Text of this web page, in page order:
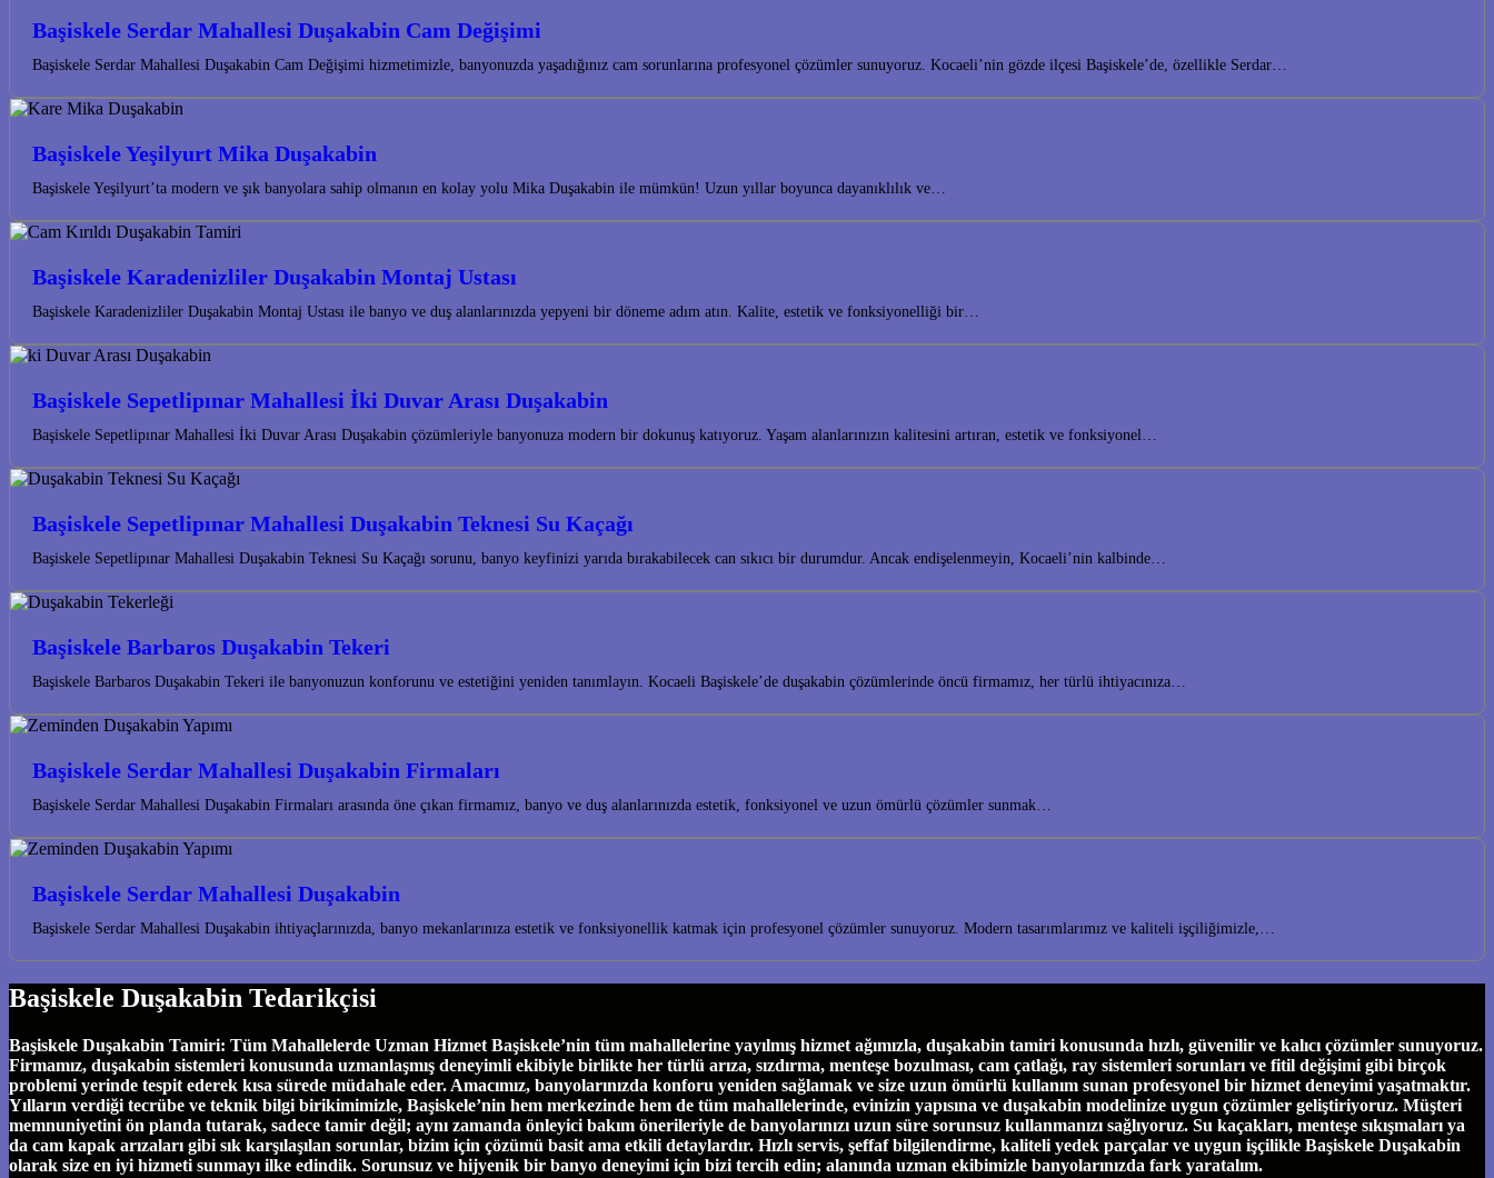
Başiskele Serdar Mahallesi Duşakabin Cam Değişimi
Başiskele Serdar Mahallesi Duşakabin Cam Değişimi hizmetimizle, banyonuzda yaşadığınız cam sorunlarına profesyonel çözümler sunuyoruz. Kocaeli’nin gözde ilçesi Başiskele’de, özellikle Serdar…
Başiskele Yeşilyurt Mika Duşakabin
Başiskele Yeşilyurt’ta modern ve şık banyolara sahip olmanın en kolay yolu Mika Duşakabin ile mümkün! Uzun yıllar boyunca dayanıklılık ve…
Başiskele Karadenizliler Duşakabin Montaj Ustası
Başiskele Karadenizliler Duşakabin Montaj Ustası ile banyo ve duş alanlarınızda yepyeni bir döneme adım atın. Kalite, estetik ve fonksiyonelliği bir…
Başiskele Sepetlipınar Mahallesi İki Duvar Arası Duşakabin
Başiskele Sepetlipınar Mahallesi İki Duvar Arası Duşakabin çözümleriyle banyonuza modern bir dokunuş katıyoruz. Yaşam alanlarınızın kalitesini artıran, estetik ve fonksiyonel…
Başiskele Sepetlipınar Mahallesi Duşakabin Teknesi Su Kaçağı
Başiskele Sepetlipınar Mahallesi Duşakabin Teknesi Su Kaçağı sorunu, banyo keyfinizi yarıda bırakabilecek can sıkıcı bir durumdur. Ancak endişelenmeyin, Kocaeli’nin kalbinde…
Başiskele Barbaros Duşakabin Tekeri
Başiskele Barbaros Duşakabin Tekeri ile banyonuzun konforunu ve estetiğini yeniden tanımlayın. Kocaeli Başiskele’de duşakabin çözümlerinde öncü firmamız, her türlü ihtiyacınıza…
Başiskele Serdar Mahallesi Duşakabin Firmaları
Başiskele Serdar Mahallesi Duşakabin Firmaları arasında öne çıkan firmamız, banyo ve duş alanlarınızda estetik, fonksiyonel ve uzun ömürlü çözümler sunmak…
Başiskele Serdar Mahallesi Duşakabin
Başiskele Serdar Mahallesi Duşakabin ihtiyaçlarınızda, banyo mekanlarınıza estetik ve fonksiyonellik katmak için profesyonel çözümler sunuyoruz. Modern tasarımlarımız ve kaliteli işçiliğimizle,…
Başiskele Duşakabin Tedarikçisi
Başiskele Duşakabin Tamiri: Tüm Mahallelerde Uzman Hizmet Başiskele’nin tüm mahallelerine yayılmış hizmet ağımızla, duşakabin tamiri konusunda hızlı, güvenilir ve kalıcı çözümler sunuyoruz.
Firmamız, duşakabin sistemleri konusunda uzmanlaşmış deneyimli ekibiyle birlikte her türlü arıza, sızdırma, menteşe bozulması, cam çatlağı, ray sistemleri sorunları ve fitil değişimi gibi birçok
problemi yerinde tespit ederek kısa sürede müdahale eder. Amacımız, banyolarınızda konforu yeniden sağlamak ve size uzun ömürlü kullanım sunan profesyonel bir hizmet deneyimi yaşatmaktır.
Yılların verdiği tecrübe ve teknik bilgi birikimimizle, Başiskele’nin hem merkezinde hem de tüm mahallelerinde, evinizin yapısına ve duşakabin modelinize uygun çözümler geliştiriyoruz. Müşteri
memnuniyetini ön planda tutarak, sadece tamir değil; aynı zamanda önleyici bakım önerileriyle de banyolarınızı uzun süre sorunsuz kullanmanızı sağlıyoruz. Su kaçakları, menteşe sıkışmaları ya
da cam kapak arızaları gibi sık karşılaşılan sorunlar, bizim için çözümü basit ama etkili detaylardır. Hızlı servis, şeffaf bilgilendirme, kaliteli yedek parçalar ve uygun işçilikle Başiskele Duşakabin
olarak size en iyi hizmeti sunmayı ilke edindik. Sorunsuz ve hijyenik bir banyo deneyimi için bizi tercih edin; alanında uzman ekibimizle banyolarınızda fark yaratalım.